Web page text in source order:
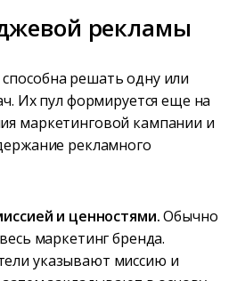
рекламы
решать одну или
Их пул формируется еще на
маркетинговой кампании и
рекламного
и ценностями.Обычно
маркетинг бренда.
указывают миссию и